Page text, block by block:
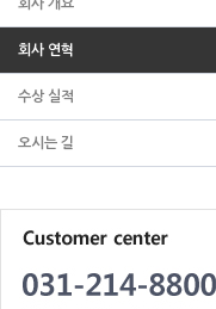
회사 개요
회사 연혁
수상 실적
오시는 길